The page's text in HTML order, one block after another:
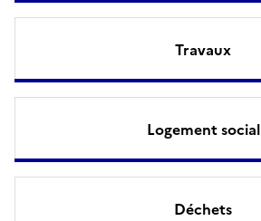
Travaux
Logement social
Déchets